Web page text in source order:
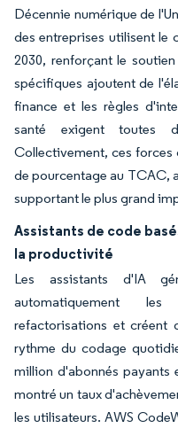
Décennie numérique de
des entreprises utilisent le
2030, renforçant le
spécifiques ajoutent de
finance et les règles
santé exigent toutes
Collectivement, ces forces
de pourcentage au TCAC,
supportant le plus grand
Assistants de code
la productivité
Les assistants d'IA
automatiquement
refactorisations et créent
rythme du codage
million d'abonnés payants
montré un taux
les utilisateurs. AWS